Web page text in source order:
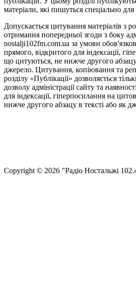
матеріали, які пишуться спеціально
Допускається цитування матеріалів з
отримання попередньої згоди з боку
nostalji102fm.com.ua за умови
прямого, відкритого для індексації,
що цитуються, не нижче другого абзацу
джерело. Цитування, копіювання та
розділу «Публікації» дозволяється
дозволу адміністрації сайту та
для індексації, гіперпосилання на
нижче другого абзацу в тексті або як
Сopyright © 2026 "Радіо Ностальжі